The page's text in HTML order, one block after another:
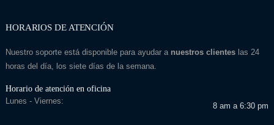
HORARIOS DE ATENCIÓN
Nuestro soporte está disponible para ayudar a nuestros clienteslas 24
horas del día, los siete días de la semana.
Horario de atención en oficina
Lunes - Viernes:
8 am a 6:30 pm